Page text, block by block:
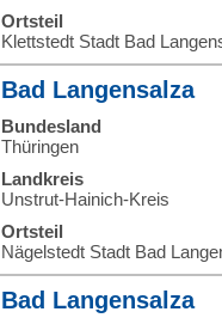
Ortsteil
Klettstedt Stadt Bad
Bad Langensalza
Bundesland
Thüringen
Landkreis
Unstrut-Hainich-Kreis
Ortsteil
Nägelstedt Stadt Bad
Bad Langensalza